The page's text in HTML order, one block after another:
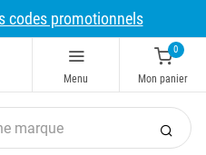
codes promotionnels
Menu
0
Mon panier